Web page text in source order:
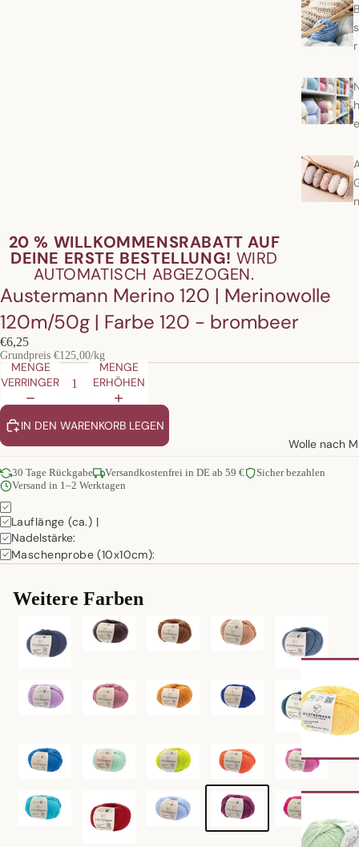
r
Wolle nach
20 % WILLKOMMENSRABATT AUF
DEINE ERSTE BESTELLUNG! WIRD
AUTOMATISCH ABGEZOGEN.
Austermann Merino 120 | Merinowolle
120m/50g | Farbe 120 - brombeer
€6,25
Grundpreis €125,00/kg
MENGE
VERRINGERN
MENGE
ERHÖHEN
IN DEN WARENKORB LEGEN
30 Tage Rückgabe Versandkostenfrei in DE ab 59 €
Sicher bezahlen
Versand in 1–2 Werktagen
Lauflänge (ca.) |
Nadelstärke:
Maschenprobe (10x10cm):
Weitere Farben